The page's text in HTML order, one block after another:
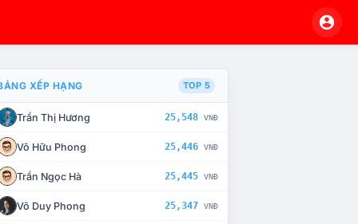
CHẾ TÀI XỬ LÝ VI PHẠM
XẾP HẠNG TOP 5
Trần Thị Hương 25,548 VNĐ
Võ Hữu Phong 25,446 VNĐ
Trần Ngọc Hà 25,445 VNĐ
Võ Duy Phong 25,347 VNĐ